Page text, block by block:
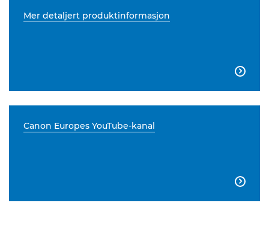
Mer detaljert produktinformasjon

Canon Europes YouTube-kanal
